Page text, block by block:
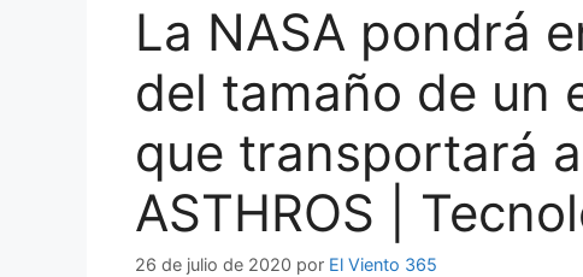
La NASA pondrá
del tamaño de un
que transportará
ASTHROS |
26 de julio de 2020 por El Viento 365